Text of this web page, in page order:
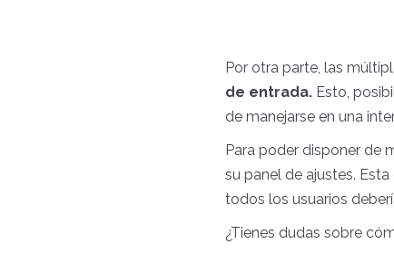
Por otra parte, las
de entrada. Esto,
de manejarse en una
Para poder disponer de
su panel de ajustes.
todos los usuarios
¿Tienes dudas sobre